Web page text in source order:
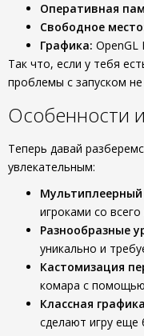
Оперативная
Свободное
Графика: OpenGL
Так что, если у тебя
проблемы с запуском не
Особенности
Теперь давай
увлекательным:
игроками со
Разнообразные
уникально и
Кастомизация
комара с
Классная
сделают игру